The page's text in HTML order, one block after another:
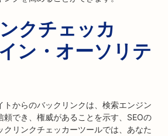
クチェッカ
ン・オーソリテ
トからのバックリンクは、検索エンジン
頼でき、権威があることを示す、SEOの
クリンクチェッカーツールでは、あなた